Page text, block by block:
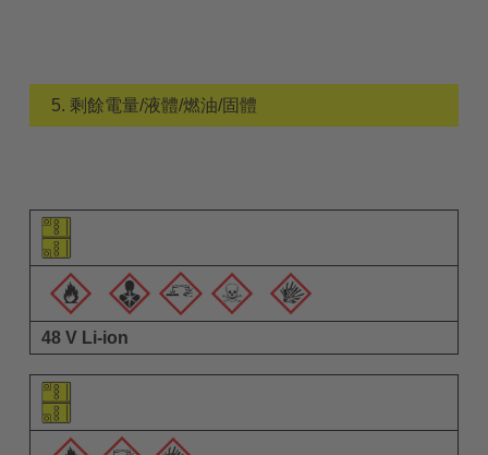
5. 剩餘電量/液體/燃油/固體
元件圖示
警告圖示
說明
48 V Li-ion